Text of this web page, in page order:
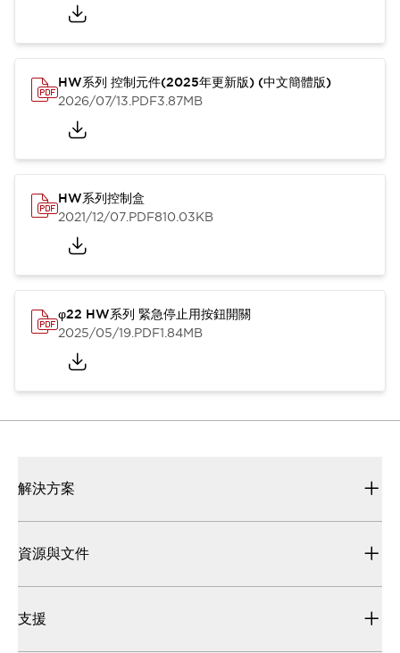
HW系列 控制元件(2025年更新版) (中文簡體版)
2026/07/13.PDF3.87MB
HW系列控制盒
2021/12/07.PDF810.03KB
φ22 HW系列 緊急停止用按鈕開關
2025/05/19.PDF1.84MB
解決方案
資源與文件
支援